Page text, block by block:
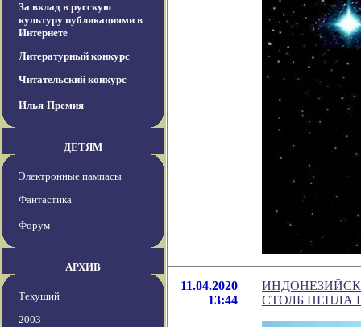
За вклад в русскую
культуру публикациями в
Интернете
Литературный конкурс
Читательский конкурс
Илья-Премия
ДЕТЯМ
Электронные пампасы
Фантастика
Форум
АРХИВ
Текущий
2003
11.04.2020
13:44
СТОЛБ ПЕПЛА